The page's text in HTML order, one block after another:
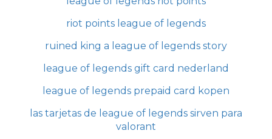
riot points league of legends
ruined king a league of legends story
league of legends gift card nederland
league of legends prepaid card kopen
las tarjetas de league of legends sirven para
valorant